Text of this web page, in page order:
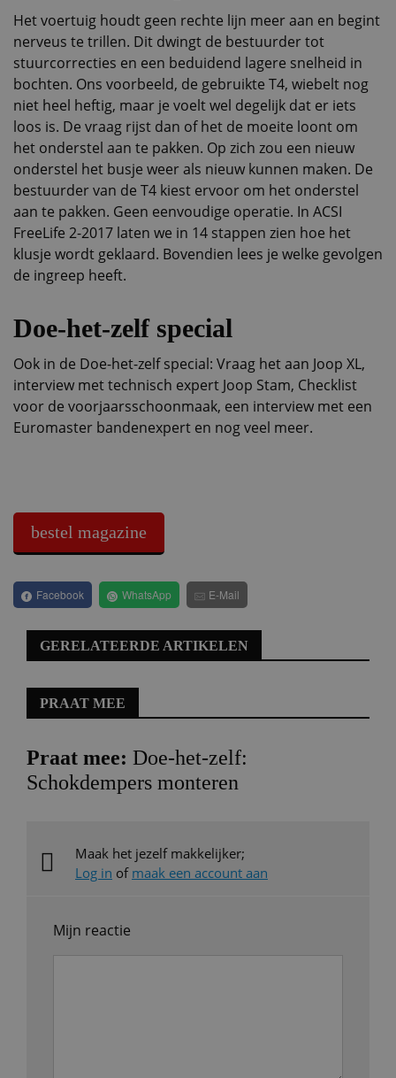
Het voertuig houdt geen rechte lijn meer aan en begint
nerveus te trillen. Dit dwingt de bestuurder tot
stuurcorrecties en een beduidend lagere snelheid in
bochten. Ons voorbeeld, de gebruikte T4, wiebelt nog
niet heel heftig, maar je voelt wel degelijk dat er iets
loos is. De vraag rijst dan of het de moeite loont om
het onderstel aan te pakken. Op zich zou een nieuw
onderstel het busje weer als nieuw kunnen maken. De
bestuurder van de T4 kiest ervoor om het onderstel
aan te pakken. Geen eenvoudige operatie. In ACSI
FreeLife 2-2017 laten we in 14 stappen zien hoe het
klusje wordt geklaard. Bovendien lees je welke gevolgen
de ingreep heeft.
Doe-het-zelf special
Ook in de Doe-het-zelf special: Vraag het aan Joop XL,
interview met technisch expert Joop Stam, Checklist
voor de voorjaarsschoonmaak, een interview met een
Euromaster bandenexpert en nog veel meer.
bestel magazine
Facebook WhatsApp E-Mail
GERELATEERDE ARTIKELEN
PRAAT MEE
Praat mee: Doe-het-zelf:
Schokdempers monteren
Maak het jezelf makkelijker;
Log in of maak een account aan
Mijn reactie